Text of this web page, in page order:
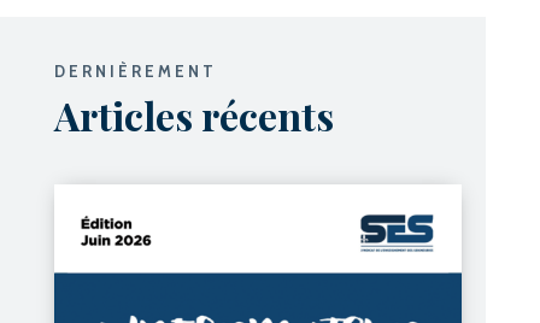
DERNIÈREMENT
Articles récents